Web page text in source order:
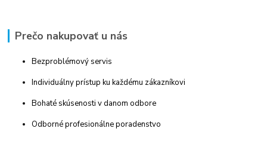
Prečo nakupovať u nás
Bezproblémový servis
Individuálny prístup ku každému zákazníkovi
Bohaté skúsenosti v danom odbore
Odborné profesionálne poradenstvo